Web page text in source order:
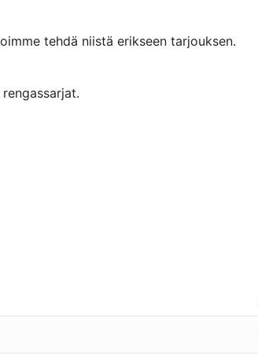
tehdä niistä erikseen tarjouksen.